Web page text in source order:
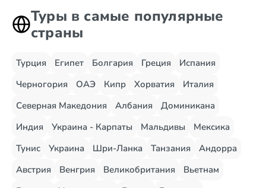
Туры в самые популярные
страны
Турция Египет Болгария Греция
Испания
Черногория
ОАЭ Кипр Хорватия
Италия
Северная Македония
Албания
Доминикана
Индия
Украина - Карпаты Мальдивы
Мексика
Тунис
Украина Шри-Ланка Танзания
Андорра
Австрия
Венгрия Великобритания
Вьетнам